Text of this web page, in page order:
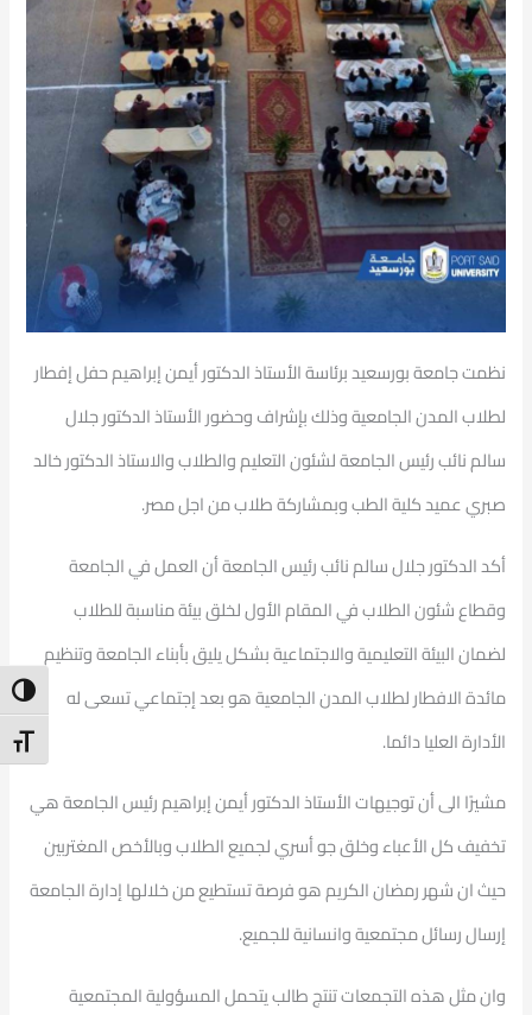
نظمت جامعة بورسعيد برئاسة الأستاذ الدكتور أيمن إبراهيم حفل إفطار
لطلاب المدن الجامعية وذلك بإشراف وحضور الأستاذ الدكتور جلال
سالم نائب رئيس الجامعة لشئون التعليم والطلاب والاستاذ الدكتور خالد
صبري عميد كلية الطب وبمشاركة طلاب من اجل مصر.
أكد الدكتور جلال سالم نائب رئيس الجامعة أن العمل في الجامعة
وقطاع شئون الطلاب في المقام الأول لخلق بيئة مناسبة للطلاب
لضمان البيئة التعليمية والاجتماعية بشكل يليق بأبناء الجامعة وتنظيم
مائدة الافطار لطلاب المدن الجامعية هو بعد إجتماعي تسعى له
الأدارة العليا دائما.
مشيرًا الى أن توجيهات الأستاذ الدكتور أيمن إبراهيم رئيس الجامعة هي
تخفيف كل الأعباء وخلق جو أسري لجميع الطلاب وبالأخص المغتربين
حيث ان شهر رمضان الكريم هو فرصة تستطيع من خلالها إدارة الجامعة
إرسال رسائل مجتمعية وانسانية للجميع.
وان مثل هذه التجمعات تنتج طالب يتحمل المسؤولية المجتمعية